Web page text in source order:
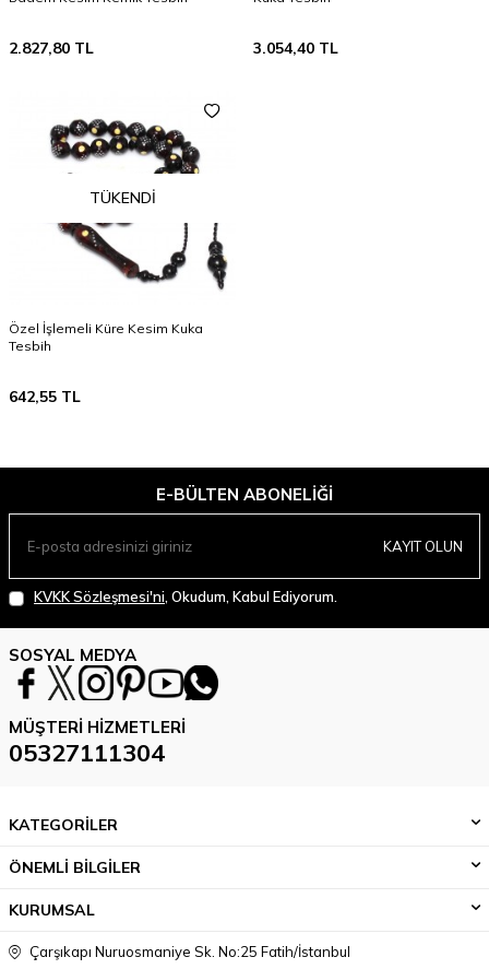
2.827,80 TL 3.054,40 TL
TÜKENDI
Özel İşlemeli Küre Kesim Kuka
Tesbih
642,55 TL
E-BÜLTEN ABONELIĞI
KAYIT OLUN
KVKK Sözleşmesi'ni , Okudum, Kabul Ediyorum.
SOSYAL MEDYA
MÜŞTERI HIZMETLERI
05327111304
KATEGORİLER
ÖNEMLİ BİLGİLER
KURUMSAL
Çarşıkapı Nuruosmaniye Sk. No:25 Fatih/İstanbul